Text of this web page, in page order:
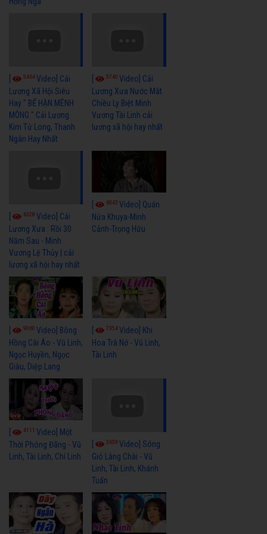
5464Video] Cải
Lương Xã Hội Siêu
Hay " BỂ HẬN MÊNH
MÔNG " Cải Lương
Kim Tử Long, Thanh
Ngân Hay Nhất
5740Video] Cải
Lương Xưa Nước Mắt
Chiều Ly Biệt Minh
Vương Tài Linh cải
lương xã hội hay nhất
6328 Video] Cải
Lương Xưa : Rồi 30
Năm Sau - Minh
Vương Lệ Thủy | cải
lương xã hội hay nhất
6043Video] Quán
Nửa Khuya-Minh
Cảnh-Trọng Hữu
9060 Video] Bông
Hồng Cài Áo - Vũ Linh,
Ngọc Huyền, Ngọc
Giàu, Diệp Lang
7354Video] Khi
Hoa Trà Nở - Vũ Linh,
Tài Linh
4111 Video] Một
Thời Phóng Đãng - Vũ
Linh, Tài Linh, Chí Linh
3659Video] Sóng
Gió Làng Chài - Vũ
Linh, Tài Linh, Khánh
Tuấn